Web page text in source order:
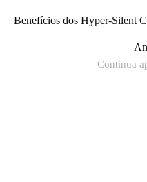
Benefícios dos Hyper-Silent
Continua